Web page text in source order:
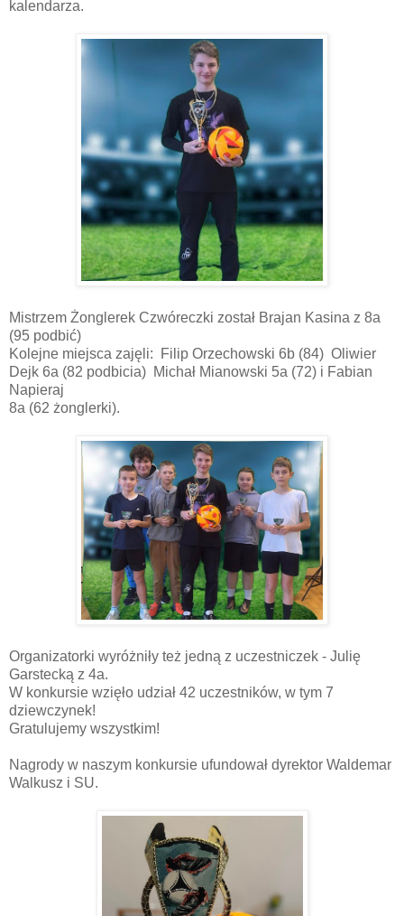
kalendarza.
Mistrzem Żonglerek Czwóreczki został Brajan Kasina z 8a
(95 podbić)
Kolejne miejsca zajęli: Filip Orzechowski 6b (84) Oliwier
Dejk 6a (82 podbicia) Michał Mianowski 5a (72) i Fabian
Napieraj
8a (62 żonglerki).
Organizatorki wyróżniły też jedną z uczestniczek - Julię
Garstecką z 4a.
W konkursie wzięło udział 42 uczestników, w tym 7
dziewczynek!
Gratulujemy wszystkim!
Nagrody w naszym konkursie ufundował dyrektor Waldemar
Walkusz i SU.